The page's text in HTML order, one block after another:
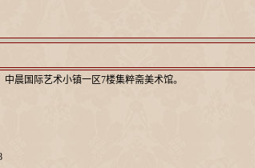
晨国际艺术小镇一区7楼集粹斋美术馆。